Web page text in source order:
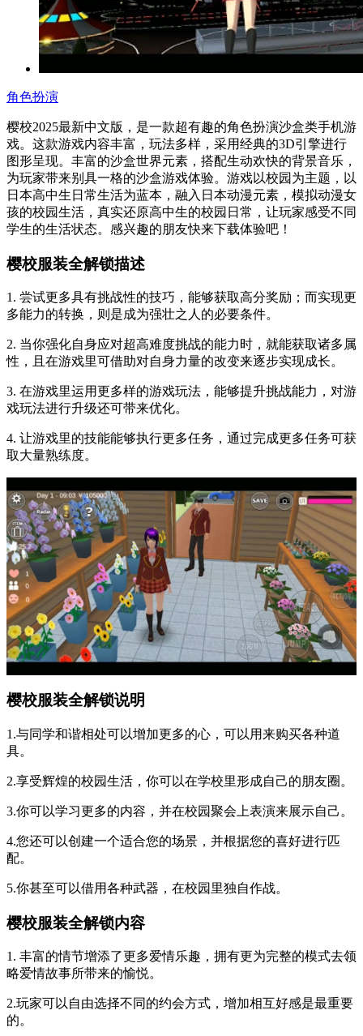
角色扮演
樱校2025最新中文版，是一款超有趣的角色扮演沙盒类手机游
戏。这款游戏内容丰富，玩法多样，采用经典的3D引擎进行
图形呈现。丰富的沙盒世界元素，搭配生动欢快的背景音乐，
为玩家带来别具一格的沙盒游戏体验。游戏以校园为主题，以
日本高中生日常生活为蓝本，融入日本动漫元素，模拟动漫女
孩的校园生活，真实还原高中生的校园日常，让玩家感受不同
学生的生活状态。感兴趣的朋友快来下载体验吧！
樱校服装全解锁描述
1. 尝试更多具有挑战性的技巧，能够获取高分奖励；而实现更
多能力的转换，则是成为强壮之人的必要条件。
2. 当你强化自身应对超高难度挑战的能力时，就能获取诸多属
性，且在游戏里可借助对自身力量的改变来逐步实现成长。
3. 在游戏里运用更多样的游戏玩法，能够提升挑战能力，对游
戏玩法进行升级还可带来优化。
4. 让游戏里的技能能够执行更多任务，通过完成更多任务可获
取大量熟练度。
樱校服装全解锁说明
1.与同学和谐相处可以增加更多的心，可以用来购买各种道
具。
2.享受辉煌的校园生活，你可以在学校里形成自己的朋友圈。
3.你可以学习更多的内容，并在校园聚会上表演来展示自己。
4.您还可以创建一个适合您的场景，并根据您的喜好进行匹
配。
5.你甚至可以借用各种武器，在校园里独自作战。
樱校服装全解锁内容
1. 丰富的情节增添了更多爱情乐趣，拥有更为完整的模式去领
略爱情故事所带来的愉悦。
2.玩家可以自由选择不同的约会方式，增加相互好感是最重要
的。